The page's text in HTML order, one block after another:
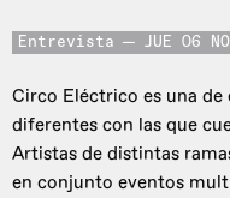
Entrevista JUE 06
Circo Eléctrico es una de
diferentes con las que
Artistas de distintas
en conjunto eventos